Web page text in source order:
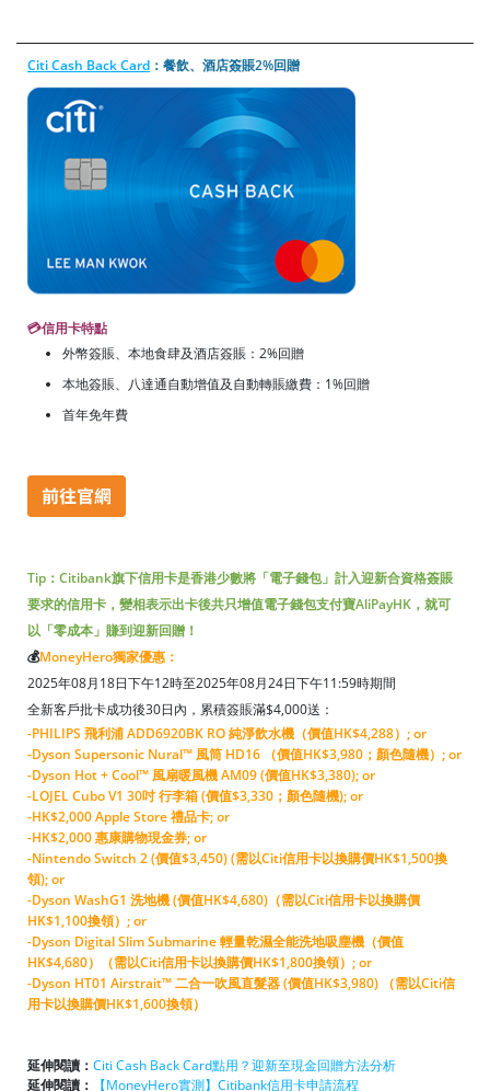
Citi Cash Back Card ：餐飲、酒店簽賬2%回贈
💳信用卡特點
外幣簽賬、本地食肆及酒店簽賬：2%回贈
本地簽賬、八達通自動增值及自動轉賬繳費：1%回贈
首年免年費
Tip：Citibank旗下信用卡是香港少數將「電子錢包」計入迎新合資格簽賬
要求的信用卡，變相表示出卡後共只增值電子錢包支付寶AliPayHK，就可
以「零成本」賺到迎新回贈！
💰MoneyHero獨家優惠：
2025年08月18日下午12時至2025年08月24日下午11:59時期間
全新客戶批卡成功後30日內，累積簽賬滿$4,000送：
-PHILIPS 飛利浦 ADD6920BK RO 純淨飲水機（價值HK$4,288）; or
-Dyson Supersonic Nural™ 風筒 HD16 （價值HK$3,980；顏色隨機）; or
-Dyson Hot + Cool™ 風扇暖風機 AM09 (價值HK$3,380); or
-LOJEL Cubo V1 30吋 行李箱 (價值$3,330；顏色隨機); or
-HK$2,000 Apple Store 禮品卡; or
-HK$2,000 惠康購物現金券; or
-Nintendo Switch 2 (價值$3,450) (需以Citi信用卡以換購價HK$1,500換
領); or
-Dyson WashG1 洗地機 (價值HK$4,680)（需以Citi信用卡以換購價
HK$1,100換領）; or
-Dyson Digital Slim Submarine 輕量乾濕全能洗地吸塵機（價值
HK$4,680）（需以Citi信用卡以換購價HK$1,800換領）; or
-Dyson HT01 Airstrait™ 二合一吹風直髮器 (價值HK$3,980) （需以Citi信
用卡以換購價HK$1,600換領）
延伸閱讀： Citi Cash Back Card點用？迎新至現金回贈方法分析
延伸閱讀：
【MoneyHero實測】Citibank信用卡申請流程